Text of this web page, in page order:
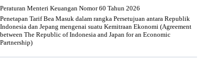
Peraturan Menteri Keuangan Nomor 60 Tahun 2026
Penetapan Tarif Bea Masuk dalam rangka Persetujuan antara Republik
Indonesia dan Jepang mengenai suatu Kemitraan Ekonomi (Agreement
between The Republic of Indonesia and Japan for an Economic
Partnership)